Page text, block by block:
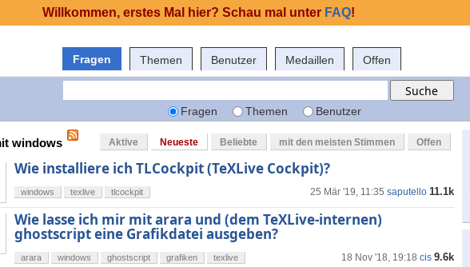
Fragen Themen Benutzer Medaillen Offen
Fragen Themen Benutzer
windows Aktive Neueste Beliebte mit den meisten Stimmen Offen
Wie installiere ich TLCockpit (TeXLive Cockpit)?
25 Mär '19, 11:35 saputello 11.1k
windows texlive tlcockpit
Wie lasse ich mir mit arara und (dem TeXLive-internen)
ghostscript eine Grafikdatei ausgeben?
18 Nov '18, 19:18 cis 9.6k
arara windows ghostscript grafiken texlive
Willkommen, erstes Mal hier? Schau mal unter FAQ!